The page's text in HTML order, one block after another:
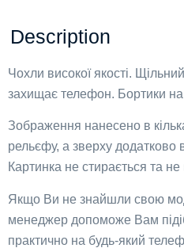
Description
Чохли високої якості.
захищає телефон. Бортики на
Зображення нанесено в
рельєфу, а зверху додатково
Картинка не стирається та не
Якщо Ви не знайшли свою
менеджер допоможе Вам
практично на будь-який